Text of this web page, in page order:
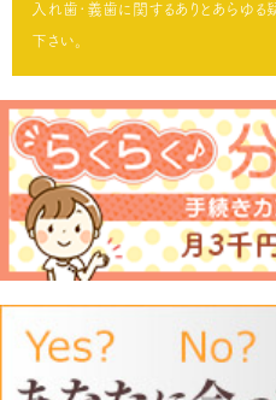
入れ歯･義歯に関するありとあらゆる
下さい。